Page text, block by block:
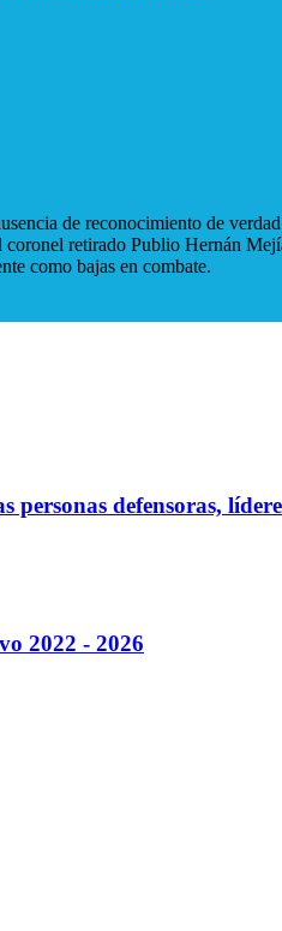
de reconocimiento de
retirado Publio Hernán
como bajas en combate.
personas defensoras,
2022 - 2026